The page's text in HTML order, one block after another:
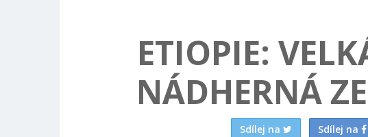
ETIOPIE:
NÁDHERNÁ
Sdílej na Sdílej na